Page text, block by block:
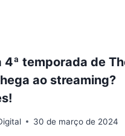
4ª temporada de
ao streaming?
30 de março de 2024